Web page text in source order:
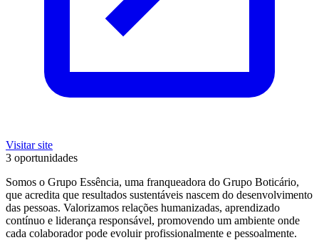
Visitar site
3 oportunidades
Somos o Grupo Essência, uma franqueadora do Grupo Boticário,
que acredita que resultados sustentáveis nascem do desenvolvimento
das pessoas. Valorizamos relações humanizadas, aprendizado
contínuo e liderança responsável, promovendo um ambiente onde
cada colaborador pode evoluir profissionalmente e pessoalmente.